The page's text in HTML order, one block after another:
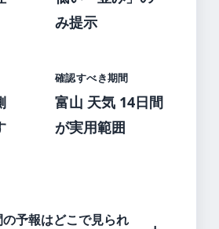
み提示
確認すべき期間
富山 天気 14日間
が実用範囲
予報はどこで見られ